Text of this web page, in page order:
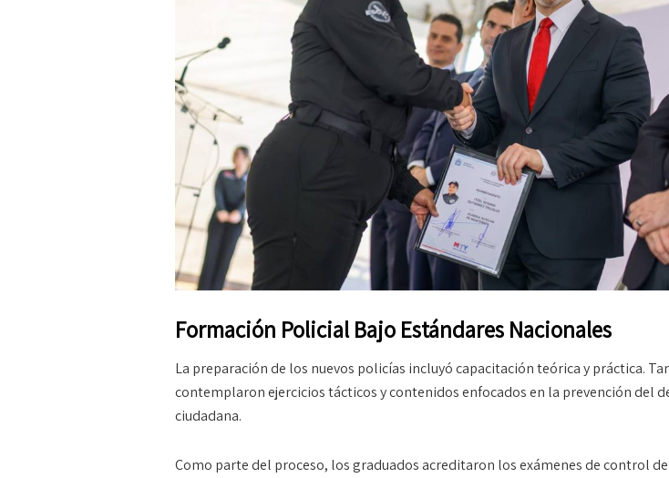
Formación Policial Bajo Estándares Nacionales
La preparación de los nuevos policías incluyó capacitación teórica y práctica.
contemplaron ejercicios tácticos y contenidos enfocados en la prevención del
ciudadana.
Como parte del proceso, los graduados acreditaron los exámenes de control de